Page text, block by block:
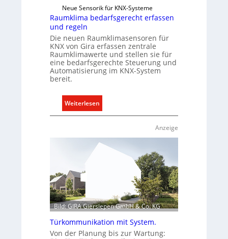
r
t
a
p
a
z
t
t
n
n
e
u
r
Neue Sensorik für KNX-Systeme
Raumklima bedarfsgerecht erfassen
und regeln
Die neuen Raumklimasensoren für
KNX von Gira erfassen zentrale
Raumklimawerte und stellen sie für
eine bedarfsgerechte Steuerung und
Automatisierung im KNX-System
bereit.
Weiterlesen
R
m
a
b
e
d
Anzeige
Bild: GIRA Giersiepen GmbH & Co. KG
Türkommunikation mit System.
Von der Planung bis zur Wartung: